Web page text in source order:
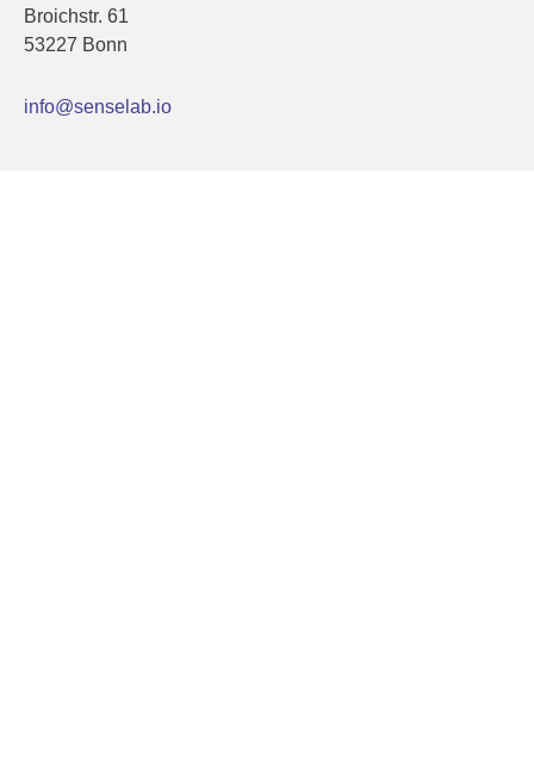
Broichstr. 61
53227 Bonn
info@senselab.io